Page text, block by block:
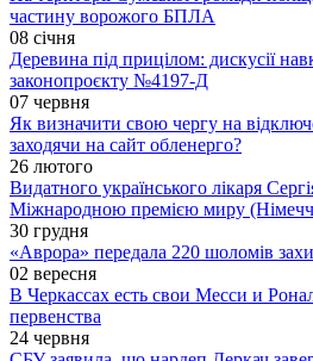
частину ворожого БПЛА
08 січня
Деревина під прицілом: дискусії
законопроєкту №4197-Д
07 червня
Як визначити свою чергу на
заходячи на сайт обленерго?
26 лютого
Видатного українського лікаря
Міжнародною премією миру
30 грудня
«Аврора» передала 220 шоломів
02 вересня
В Черкассах есть свои Месси и
первенства
24 червня